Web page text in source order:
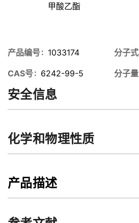
甲酸乙酯
产品编号 1033174 分子式
CAS号 6242-99-5 分子量
安全信息
化学和物理性质
产品描述